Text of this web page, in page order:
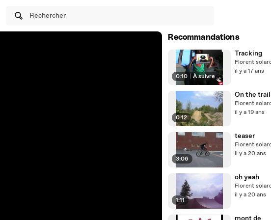
Rechercher
Recommandations
0:10 À suivre
Tracking
il y a 17 ans
0:12
On the trail
il y a 19 ans
3:06
teaser
il y a 20 ans
1:11
oh yeah
il y a 20 ans